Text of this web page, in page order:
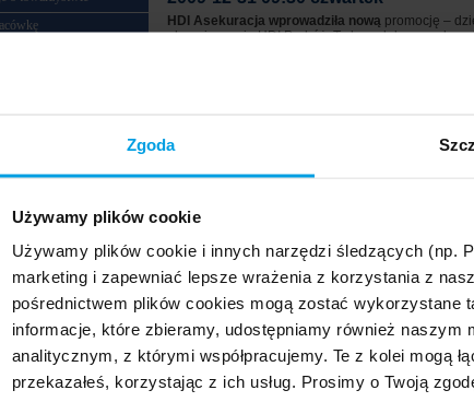
Zgoda
Używamy plików cookie
Używamy plików cookie i innych narzędzi śledzących (np.
marketing i zapewniać lepsze wrażenia z korzystania z
pośrednictwem plików cookies mogą zostać
informacje, które zbieramy, udostępniamy również
analitycznym, z którymi współpracujemy. Te z kolei mogą
przekazałeś, korzystając z ich usług. Prosimy o Twoją
Narzędzia
towarzystw
wyłączeń AC
zakresów
towarzystw
HDI Asekuracja wprowadziła nową promocję –
ubezpieczenie HDI Podróż. To kompleksowe